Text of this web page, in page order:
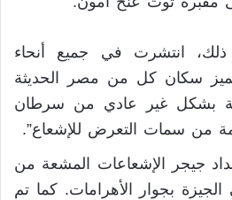
انتشرت في جميع أنحاء
سكان كل من مصر الحديثة
بشكل غير عادي من سرطان
من سمات التعرض للإشعاع”.
جيجر الإشعاعات المشعة من
بجوار الأهرامات. كما تم